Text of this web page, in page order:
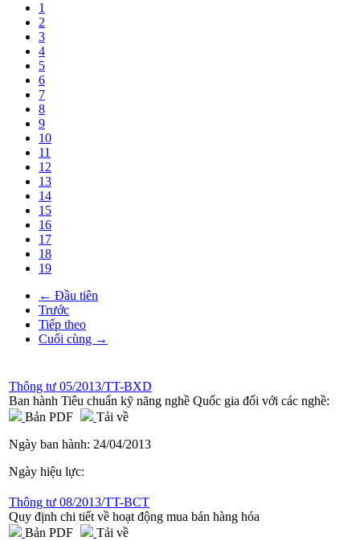
1
2
3
4
5
6
7
8
9
10
11
12
13
14
15
16
17
18
19
← Đầu tiên
Trước
Tiếp theo
Cuối cùng →
Thông tư 05/2013/TT-BXD
Ban hành Tiêu chuẩn kỹ năng nghề Quốc gia đối với các nghề:
Bản PDF
Tải về
Ngày ban hành: 24/04/2013
Ngày hiệu lực:
Thông tư 08/2013/TT-BCT
Quy định chi tiết về hoạt động mua bán hàng hóa
Bản PDF
Tải về